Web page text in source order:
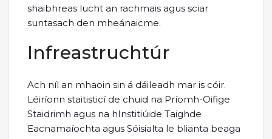
shaibhreas lucht an rachmais agus sciar
suntasach den mheánaicme.
Infreastruchtúr
Ach níl an mhaoin sin á dáileadh mar is cóir.
Léiríonn staitisticí de chuid na Príomh-Oifige
Staidrimh agus na hInstitiúide Taighde
Eacnamaíochta agus Sóisialta le blianta beaga